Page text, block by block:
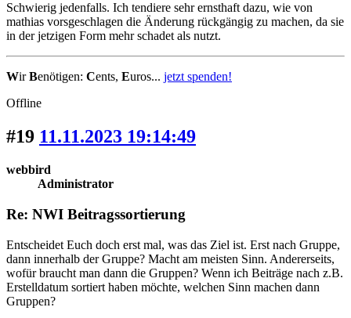
Schwierig jedenfalls. Ich tendiere sehr ernsthaft dazu, wie von
mathias vorsgeschlagen die Änderung rückgängig zu machen, da sie
in der jetzigen Form mehr schadet als nutzt.
WirBenötigen: Cents, Euros... jetzt spenden!
Offline
#19 11.11.2023 19:14:49
webbird
Administrator
Re: NWI Beitragssortierung
Entscheidet Euch doch erst mal, was das Ziel ist. Erst nach Gruppe,
dann innerhalb der Gruppe? Macht am meisten Sinn. Andererseits,
wofür braucht man dann die Gruppen? Wenn ich Beiträge nach z.B.
Erstelldatum sortiert haben möchte, welchen Sinn machen dann
Gruppen?